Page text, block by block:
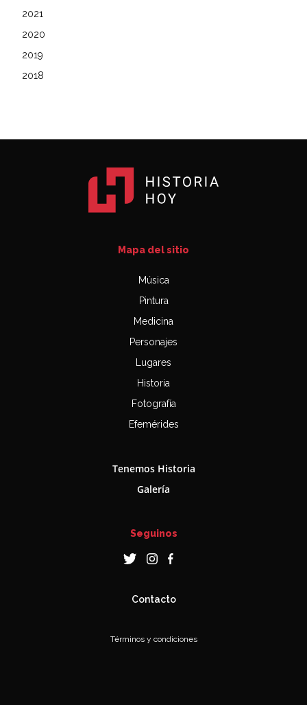
2021
2020
2019
2018
Mapa del sitio
Música
Pintura
Medicina
Personajes
Lugares
Historia
Fotografía
Efemérides
Tenemos Historia
Galería
Seguinos
Contacto
Términos y condiciones